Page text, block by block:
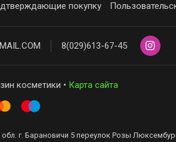
покупку
8(029)613-67-45
косметики • Карта сайта
г. Барановичи 5 переулок Розы